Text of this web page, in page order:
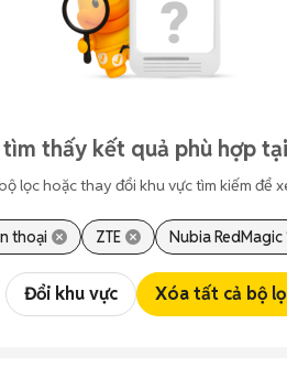
thấy kết quả phù hợp
lọc hoặc thay đổi khu vực tìm kiếm để
thoại ZTE Nubia RedMagic
Đổi khu vực Xóa tất cả bộ